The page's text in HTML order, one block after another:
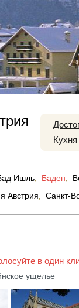
Ишль Баден
Австрия
Санкт-
в один
ущелье